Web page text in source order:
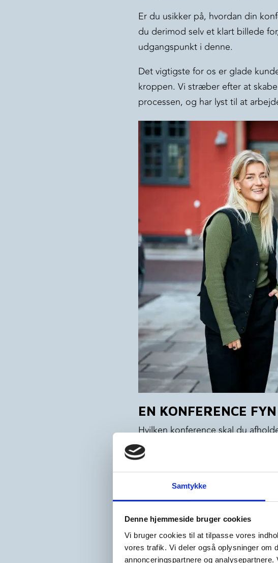
Samtykke
Denne hjemmeside bruger cookies
Vi bruger cookies til at tilpasse vores
vores trafik. Vi deler også oplysninger om
annonceringspartnere og
Er du usikker på, hvordan din
du derimod selv et klart billede
udgangspunkt i denne.
Det vigtigste for os er glade
kroppen. Vi stræber efter at
processen, og har lyst til at
EN KONFERENCE
Hvilken konference skal du
hverken du eller dine gæster er i
Vi mener, at omgivelserne gerne
På denne måde skaber man en
husket.
Vi elsker at være kreative og
fantasi rækker. Vi ønsker altid at
detaljeorienteret og systematisk